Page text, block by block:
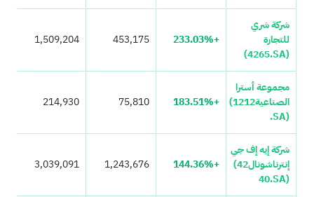
شركة شري
للتجارة
(4265.SA)
+233.03%
453,175
1,509,204
مجموعة أسترا
الصناعية(1212
.SA)
+183.51%
75,810
214,930
شركة إيه إف جي
إنترناشونال(42
40.SA)
+144.36%
1,243,676
3,039,091